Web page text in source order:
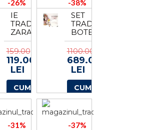
-26%
IE
TRADITIONALA
ZARA
159.00
119.00
LEI
CUMPARA
-38%
SET
TRADITIONAL
BOTEZ
FETITA
-
COSTUMAS
+
TRUSOU
+
CUTIE
+
LUMANARE
4
1100.00
689.00
LEI
CUMPARA
-31% -37%